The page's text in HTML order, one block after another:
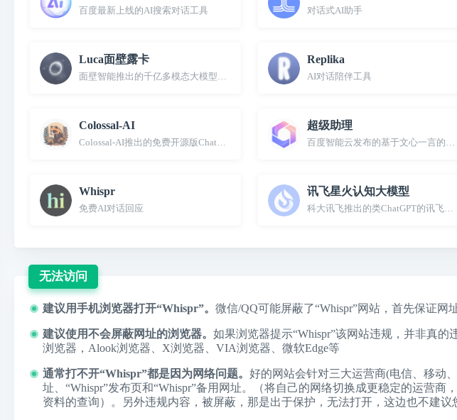
百度最新上线的AI搜索对话工具 对话式AI助手
Luca面壁露卡
面壁智能推出的千亿多模态大模型免费智能对话助手
Replika
AI对话陪伴工具
Colossal-AI
Colossal-AI推出的免费开源版ChatGPT聊天机器人替代品
超级助理
百度智能云发布的基于文心一言的
Whispr
免费AI对话回应
讯飞星火认知大模型
科大讯飞推出的类ChatGPT的讯飞星
无法访问
建议用手机浏览器打开“Whispr”。 微信/QQ可能屏蔽了“Whispr”网站，首先保证网
建议使用不会屏蔽网址的浏览器。 如果浏览器提示“Whispr”该网站违规，并非真
浏览器， Alook浏览器 X浏览器 VIA浏览器 微软Edge等
通常打不开“Whispr”都是因为网络问题。 好的网站会针对三大运营商(电信、移动
址、“Whispr”发布页和“Whispr”备用网址。（将自己的网络切换成更稳定的运营
资料的查询）。另外违规内容，被屏蔽，那是出于保护，无法打开，这边也不建议